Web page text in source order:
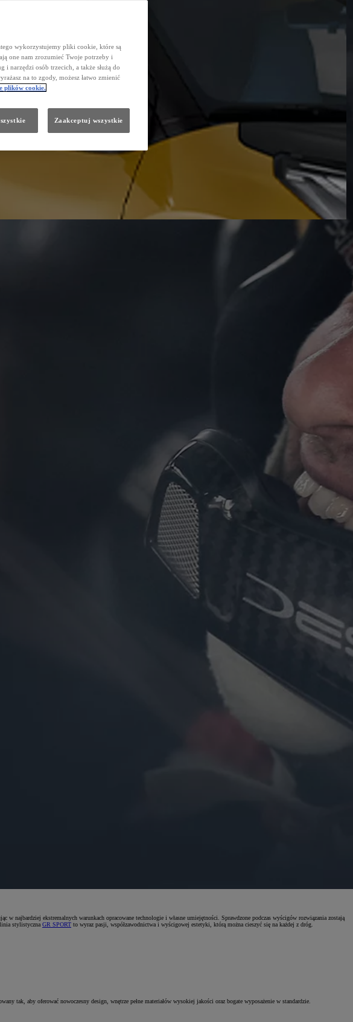
w najbardziej ekstremalnych warunkach opracowane technologie i własne umiejętności. Sprawdzone podczas wyścigów rozwiązania zostają
stylistyczna GR SPORT to wyraz pasji, współzawodnictwa i wyścigowej estetyki, którą można cieszyć się na każdej z dróg.
tak, aby oferować nowoczesny design, wnętrze pełne materiałów wysokiej jakości oraz bogate wyposażenie w standardzie.
wykorzystujemy pliki cookie, które są
one nam zrozumieć Twoje potrzeby i
i narzędzi osób trzecich, a także służą do
na to zgody, możesz łatwo zmienić
plików cookie.
Zaakceptuj wszystkie